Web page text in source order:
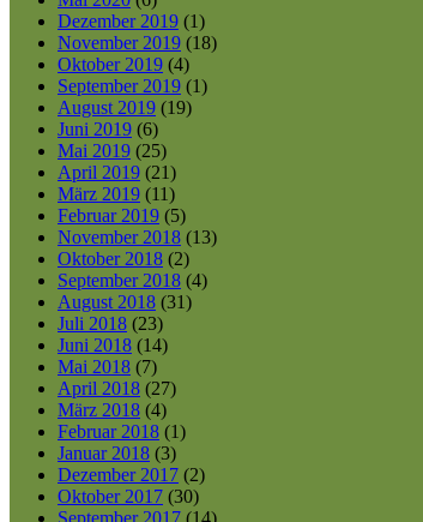
Dezember 2019 (1)
November 2019 (18)
Oktober 2019 (4)
September 2019 (1)
August 2019 (19)
Juni 2019 (6)
Mai 2019 (25)
April 2019 (21)
März 2019 (11)
Februar 2019 (5)
November 2018 (13)
Oktober 2018 (2)
September 2018 (4)
August 2018 (31)
Juli 2018 (23)
Juni 2018 (14)
Mai 2018 (7)
April 2018 (27)
März 2018 (4)
Februar 2018 (1)
Januar 2018 (3)
Dezember 2017 (2)
Oktober 2017 (30)